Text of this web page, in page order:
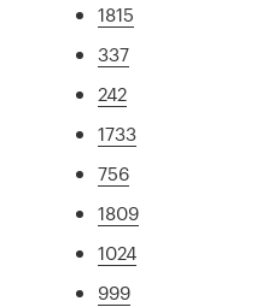
1815
337
242
1733
756
1809
1024
999